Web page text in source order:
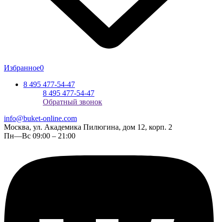
Избранное0
8 495 477-54-47
8 495 477-54-47
Обратный звонок
info@buket-online.com
Москва, ул. Академика Пилюгина, дом 12, корп. 2
Пн—Вс 09:00 – 21:00